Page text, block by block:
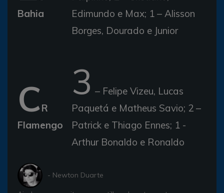
Bahia
Edimundo e Max; 1 – Alisson
Borges, Dourado e Junior
CR
Flamengo
3 – Felipe Vizeu, Lucas
Paquetá e Matheus Savio; 2 –
Patrick e Thiago Ennes; 1 -
Arthur Bonaldo e Ronaldo
- Newton Duarte